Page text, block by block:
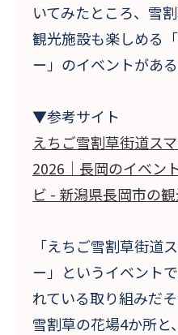
いてみたところ、雪
観光施設も楽しめる
ー」のイベントがあ
▼参考サイト
えちご雪割草街道ス
2026｜長岡のイベン
ビ - 新潟県長岡市の
「えちご雪割草街道
ー」というイベント
れている取り組みだそ
雪割草の花場4か所